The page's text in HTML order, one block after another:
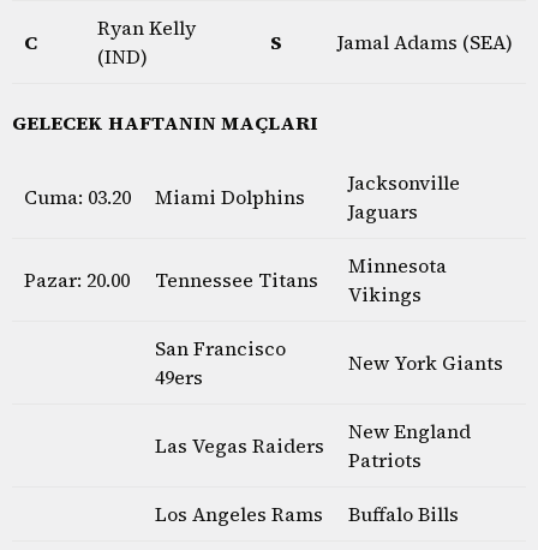
C
Ryan Kelly
(IND)
S Jamal Adams (SEA)
GELECEK HAFTANIN MAÇLARI
Cuma: 03.20 Miami Dolphins
Jacksonville
Jaguars
Pazar: 20.00 Tennessee Titans
Minnesota
Vikings
San Francisco
49ers
New York Giants
Las Vegas Raiders
New England
Patriots
Los Angeles Rams Buffalo Bills